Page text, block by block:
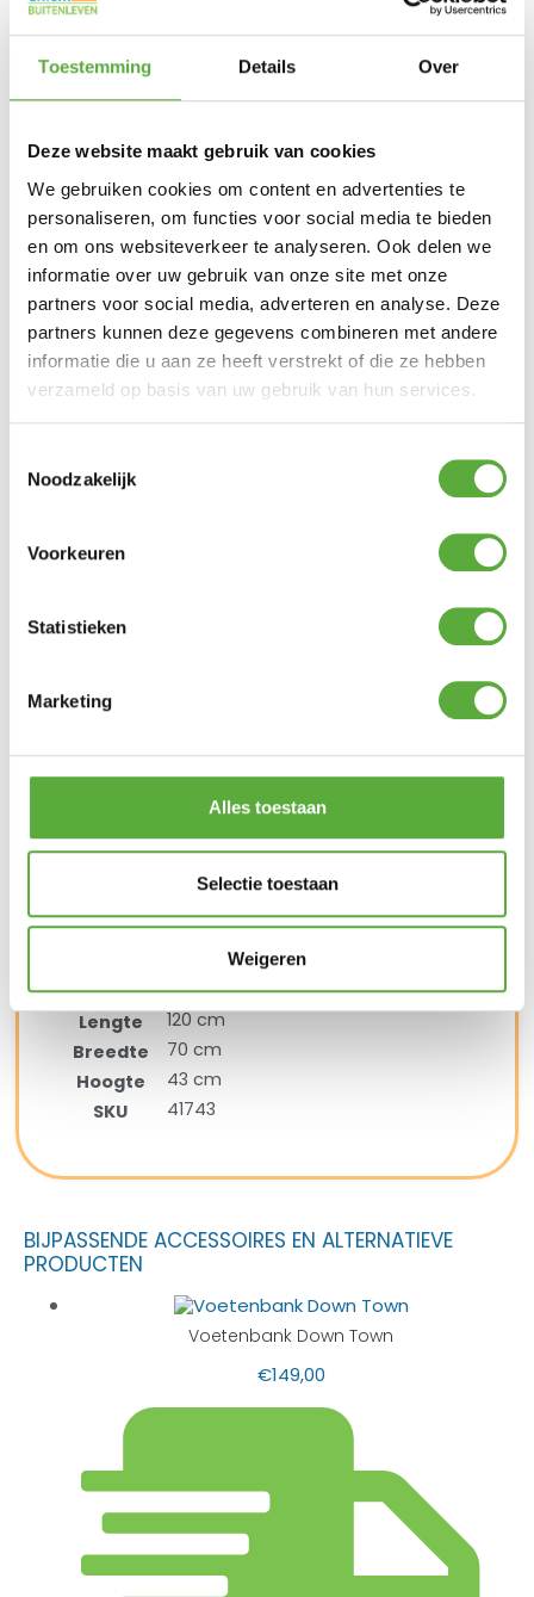
Toestemming Details Over
Deze website maakt gebruik van cookies
We gebruiken cookies om content en advertenties te
personaliseren, om functies voor social media te bieden
en om ons websiteverkeer te analyseren. Ook delen we
informatie over uw gebruik van onze site met onze
partners voor social media, adverteren en analyse. Deze
partners kunnen deze gegevens combineren met andere
informatie die u aan ze heeft verstrekt of die ze hebben
verzameld op basis van uw gebruik van hun services.
Noodzakelijk
Voorkeuren
Statistieken
Marketing
Alles toestaan
Selectie toestaan
Weigeren
Arm hoogte
SKU
2x 41733 + 41732 + 41743
Ohio verstelbare loungestoel
Merk
Lesli
Materiaal
Aluminium
Materiaal 2 Textileen
72 cm
81 cm
Hoogte
Zit hoogte
46 cm
Arm hoogte 61 cm
Ohio 3-zits tuin loungebank - verstelbare rug
Kleur
Breedte
Zit hoogte
SKU
41732
81 cm
Lounge tafel Down Town 120x70cm
Kleur
Antraciet
Aluminium
Materiaal 2 Keramiek
Lengte
120 cm
Breedte
70 cm
Hoogte
43 cm
SKU
41743
BIJPASSENDE ACCESSOIRES EN ALTERNATIEVE
PRODUCTEN
Voetenbank Down Town
€149,00